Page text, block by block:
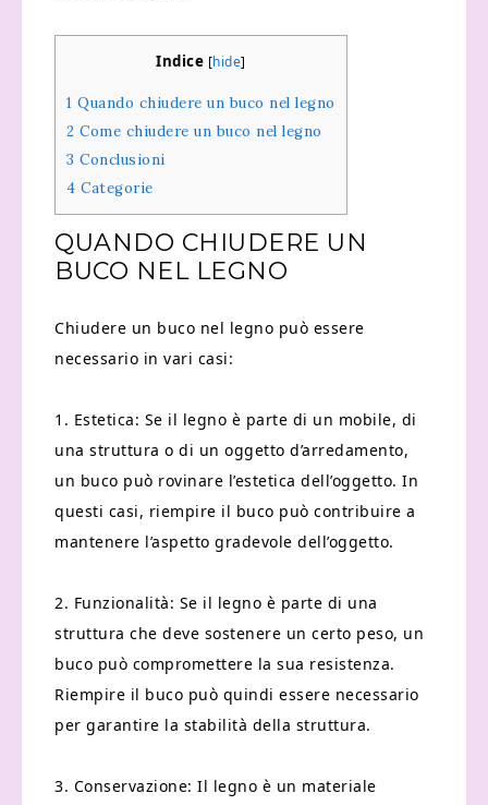
Indice [hide]
1 Quando chiudere un buco nel legno
2 Come chiudere un buco nel legno
3 Conclusioni
4 Categorie
QUANDO CHIUDERE UN
BUCO NEL LEGNO
Chiudere un buco nel legno può essere
necessario in vari casi:
1. Estetica: Se il legno è parte di un mobile, di
una struttura o di un oggetto d’arredamento,
un buco può rovinare l’estetica dell’oggetto. In
questi casi, riempire il buco può contribuire a
mantenere l’aspetto gradevole dell’oggetto.
2. Funzionalità: Se il legno è parte di una
struttura che deve sostenere un certo peso, un
buco può compromettere la sua resistenza.
Riempire il buco può quindi essere necessario
per garantire la stabilità della struttura.
3. Conservazione: Il legno è un materiale